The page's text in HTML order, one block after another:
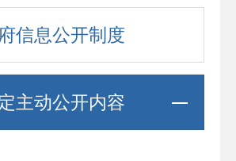
信息公开制度
主动公开内容